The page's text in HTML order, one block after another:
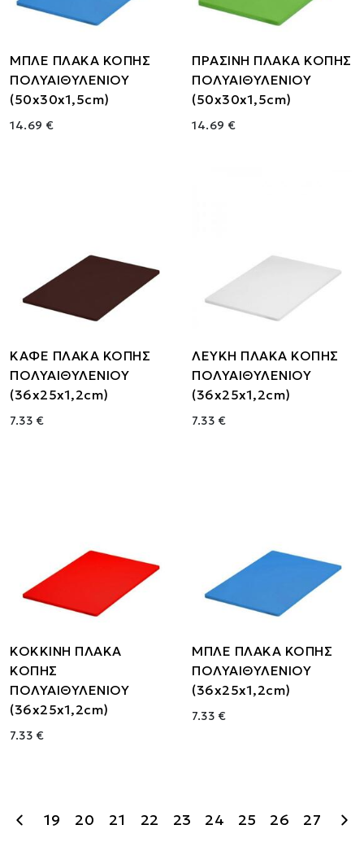
ΜΠΛΕ ΠΛΑΚΑ ΚΟΠΗΣ
ΠΟΛΥΑΙΘΥΛΕΝΙΟΥ
(50x30x1,5cm)
14.69 €
ΠΡΑΣΙΝΗ ΠΛΑΚΑ ΚΟΠΗΣ
ΠΟΛΥΑΙΘΥΛΕΝΙΟΥ
(50x30x1,5cm)
14.69 €
ΚΑΦΕ ΠΛΑΚΑ ΚΟΠΗΣ
ΠΟΛΥΑΙΘΥΛΕΝΙΟΥ
(36x25x1,2cm)
7.33 €
ΛΕΥΚΗ ΠΛΑΚΑ ΚΟΠΗΣ
ΠΟΛΥΑΙΘΥΛΕΝΙΟΥ
(36x25x1,2cm)
7.33 €
ΚΟΚΚΙΝΗ ΠΛΑΚΑ
ΚΟΠΗΣ
ΠΟΛΥΑΙΘΥΛΕΝΙΟΥ
(36x25x1,2cm)
7.33 €
ΜΠΛΕ ΠΛΑΚΑ ΚΟΠΗΣ
ΠΟΛΥΑΙΘΥΛΕΝΙΟΥ
(36x25x1,2cm)
7.33 €
19 20 21 22 23 24 25 26 27